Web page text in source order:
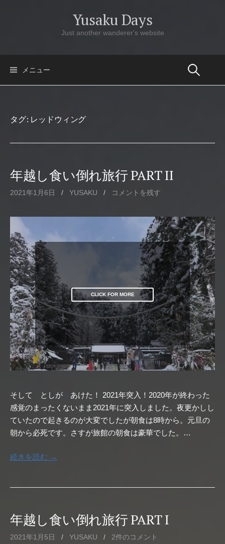
Yusaku Days
Just another wanderer's website
メニュー
タグ: レッドウィング
年越し食い倒れ旅行 PART II
2021年1月6日 / YUSAKU / コメントを残す
CLICK FOR MORE
そして としが あけた！ 2021年突入！2020年が終わった
感覚のまったくないまま2021年に突入しました。夜更かしし
ていたので起きるのが大変でしたが朝食は8時から。元旦の
朝から必死です。さすが旅館の朝食は豪華でした。…
続きを読む →
年越し食い倒れ旅行 PART I
2021年1月5日 / YUSAKU / 2件のコメント